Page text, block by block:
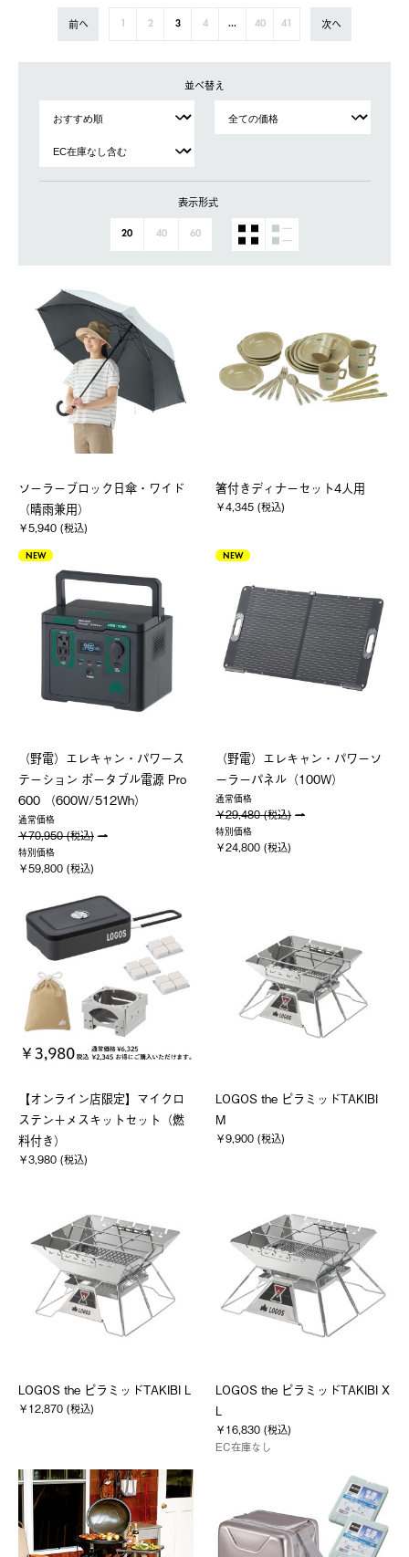
前へ 2 3 4 ... 40 41 次へ
並べ替え
表示形式
20 40 60
ソーラーブロック日傘・ワイド
（晴雨兼用）
￥5,940 (税込)
箸付きディナーセット4人用
￥4,345 (税込)
NEW
（野電）エレキャン・パワース
テーション ポータブル電源 Pro
600 （600W/512Wh）
通常価格
￥70,950 (税込)
特別価格
￥59,800 (税込)
NEW
（野電）エレキャン・パワーソ
ーラーパネル（100W）
通常価格
￥29,480 (税込)
特別価格
￥24,800 (税込)
【オンライン店限定】マイクロ
ステン＋メスキットセット（燃
料付き）
￥3,980 (税込)
LOGOS the ピラミッドTAKIBI
M
￥9,900 (税込)
LOGOS the ピラミッドTAKIBI L
￥12,870 (税込)
LOGOS the ピラミッドTAKIBI X
L
￥16,830 (税込)
EC在庫なし